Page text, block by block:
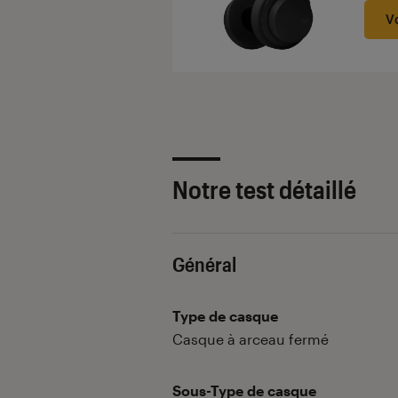
Notre test détaillé
Général
Type de casque
Casque à arceau fermé
Sous-Type de casque